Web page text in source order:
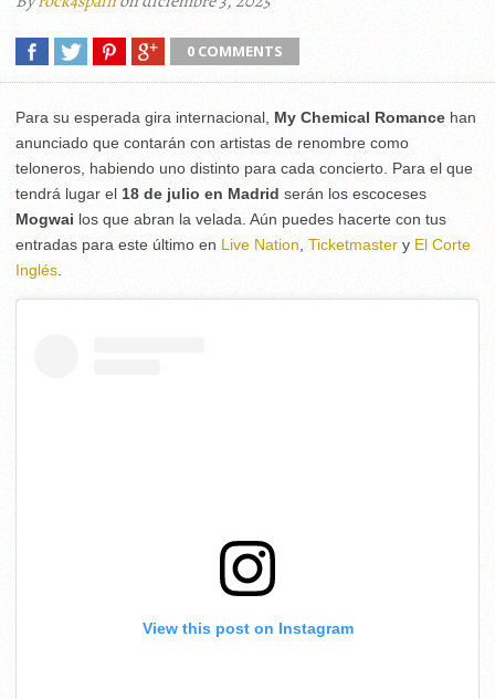
0 COMMENTS
Para su esperada gira internacional, My Chemical Romance han
anunciado que contarán con artistas de renombre como
teloneros, habiendo uno distinto para cada concierto. Para el que
tendrá lugar el 18 de julio en Madrid serán los escoceses
Mogwai los que abran la velada. Aún puedes hacerte con tus
entradas para este último en Live Nation Ticketmaster y El Corte
Inglés
View this post on Instagram